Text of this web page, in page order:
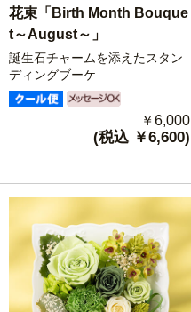
花束「Birth Month Bouque
t～August～」
誕生石チャームを添えたスタン
ディングブーケ
￥6,000
(税込 ￥6,600)